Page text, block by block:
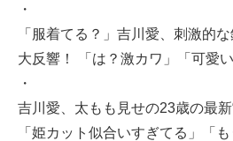
・
「服着てる？」吉川愛、刺激的
大反響！ 「は？激カワ」「可愛
・
吉川愛、太もも見せの23歳の最新
「姫カット似合いすぎてる」「も